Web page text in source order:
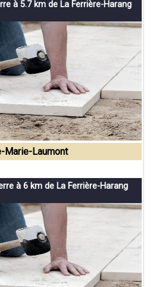
à 5.7 km de La Ferrière-Harang
Marie-Laumont
à 6 km de La Ferrière-Harang